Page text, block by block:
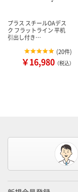
プラス スチールOAデス
ク フラットライン 平机
引出し付き…
(20件)
￥16,980 （税込）